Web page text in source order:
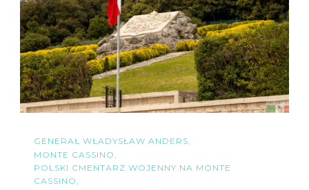
GENERAŁ WŁADYSŁAW ANDERS
MONTE CASSINO
POLSKI CMENTARZ WOJENNY NA MONTE
CASSINO